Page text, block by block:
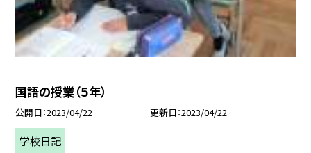
国語の授業（５年）
公開日 2023/04/22 更新日 2023/04/22
学校日記